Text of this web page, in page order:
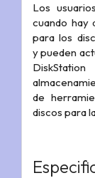
Los
cuando hay
para los
y pueden
de
discos para